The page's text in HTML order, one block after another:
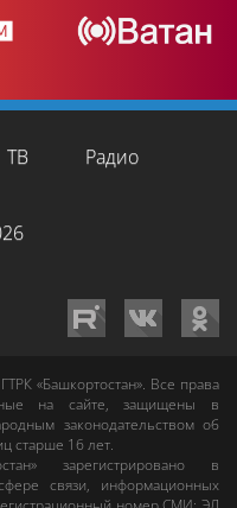
ТВ Радио
«Башкортостан». Все права
на сайте, защищены в
законодательством об
старше 16 лет.
зарегистрировано в
связи, информационных